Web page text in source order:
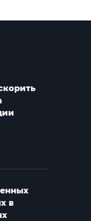
в